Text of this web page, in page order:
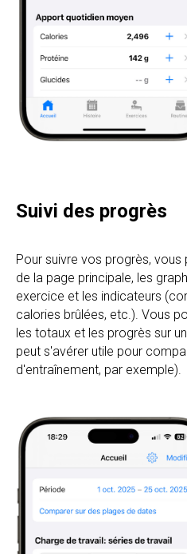
Suivi des progrès
Pour suivre vos progrès,
de la page principale, les
exercice et les indicateurs
calories brûlées, etc.). Vous
les totaux et les progrès sur
peut s'avérer utile pour
d'entraînement, par exemple).